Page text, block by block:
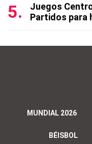
Juegos
Partidos para
MUNDIAL 2026
BÉISBOL